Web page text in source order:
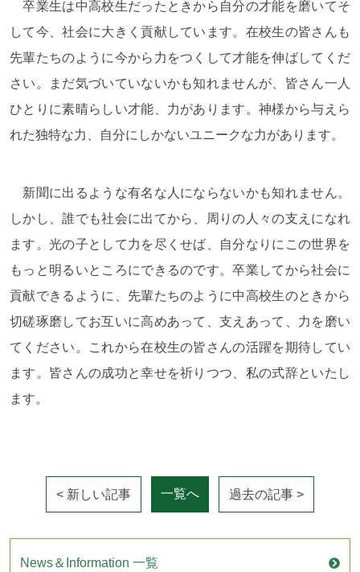
卒業生は中高校生だったときから自分の才能を磨いてそ
して今、社会に大きく貢献しています。在校生の皆さんも
先輩たちのように今から力をつくして才能を伸ばしてくだ
さい。まだ気づいていないかも知れませんが、皆さん一人
ひとりに素晴らしい才能、力があります。神様から与えら
れた独特な力、自分にしかないユニークな力があります。
新聞に出るような有名な人にならないかも知れません。
しかし、誰でも社会に出てから、周りの人々の支えになれ
ます。光の子として力を尽くせば、自分なりにこの世界を
もっと明るいところにできるのです。卒業してから社会に
貢献できるように、先輩たちのように中高校生のときから
切磋琢磨してお互いに高めあって、支えあって、力を磨い
てください。これから在校生の皆さんの活躍を期待してい
ます。皆さんの成功と幸せを祈りつつ、私の式辞といたし
ます。
< 新しい記事 一覧へ 過去の記事 >
News＆Information 一覧